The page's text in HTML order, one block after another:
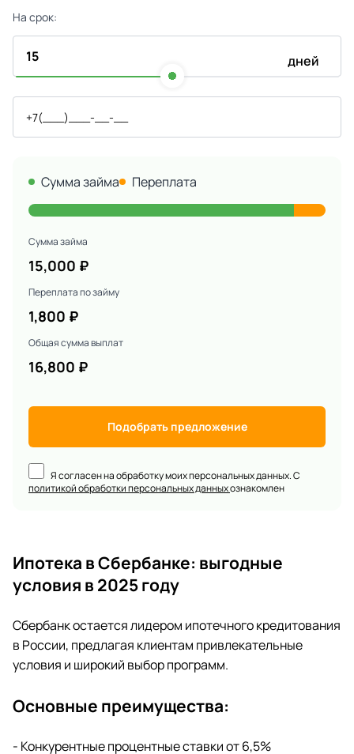
На срок:
дней
Сумма займа Переплата
Сумма займа
15,000 ₽
Переплата по займу
1,800 ₽
Общая сумма выплат
16,800 ₽
Подобрать предложение
Я согласен на обработку моих персональных данных. С
политикой обработки персональных данныхознакомлен
Ипотека в Сбербанке: выгодные
условия в 2025 году
Сбербанк остается лидером ипотечного кредитования
в России, предлагая клиентам привлекательные
условия и широкий выбор программ.
Основные преимущества:
- Конкурентные процентные ставки от 6,5%